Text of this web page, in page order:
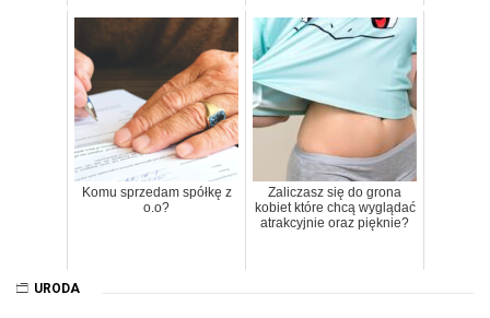
Komu sprzedam spółkę z
o.o?
Zaliczasz się do grona
kobiet które chcą wyglądać
atrakcyjnie oraz pięknie?
URODA